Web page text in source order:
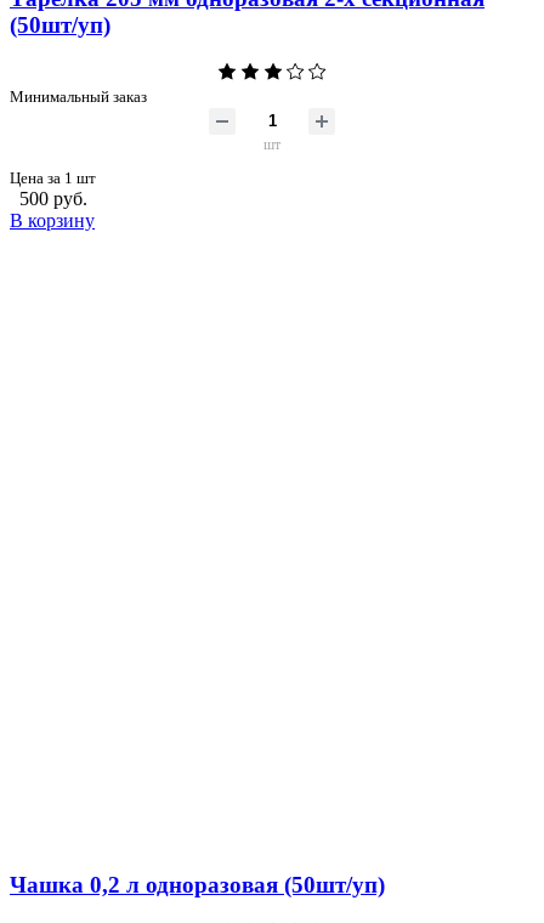
(50шт/уп)
Минимальный заказ
шт
Цена за 1 шт
500 руб.
В корзину
Чашка 0,2 л одноразовая (50шт/уп)